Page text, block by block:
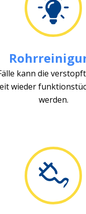
kann die
wieder
werden.